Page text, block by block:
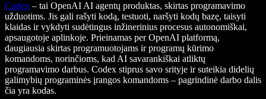
Codex – tai OpenAI AI agentų produktas, skirtas programavimo
užduotims. Jis gali rašyti kodą, testuoti, naršyti kodų bazę, taisyti
klaidas ir vykdyti sudėtingus inžinerinius procesus autonomiškai,
apsaugotoje aplinkoje. Prieinamas per OpenAI platformą,
daugiausia skirtas programuotojams ir programų kūrimo
komandoms, norinčioms, kad AI savarankiškai atliktų
programavimo darbus. Codex stiprus savo srityje ir suteikia didelių
galimybių programinės įrangos komandoms – pagrindinė darbo dalis
čia yra kodas.